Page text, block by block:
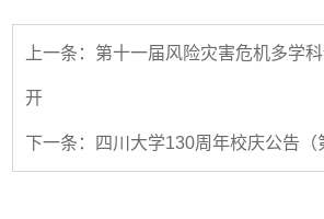
上一条：第十一届风险灾害危机多学
开
下一条：四川大学130周年校庆公告（